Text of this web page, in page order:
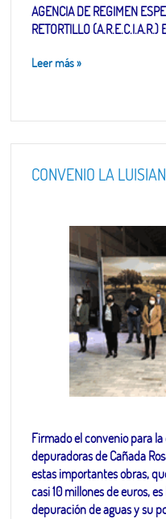
AGENCIA DE REGIMEN
RETORTILLO (A.R.E.C.I.A.R.)
Leer más»
CONVENIO LA
Firmado el convenio para
depuradoras de Cañada
estas importantes obras,
casi 10 millones de euros,
depuración de aguas y su